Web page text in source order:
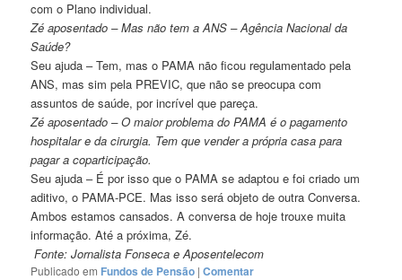
com o Plano individual.
Zé aposentado – Mas não tem a ANS – Agência Nacional da
Saúde?
Seu ajuda – Tem, mas o PAMA não ficou regulamentado pela
ANS, mas sim pela PREVIC, que não se preocupa com
assuntos de saúde, por incrível que pareça.
Zé aposentado – O maior problema do PAMA é o pagamento
hospitalar e da cirurgia. Tem que vender a própria casa para
pagar a coparticipação.
Seu ajuda – É por isso que o PAMA se adaptou e foi criado um
aditivo, o PAMA-PCE. Mas isso será objeto de outra Conversa.
Ambos estamos cansados. A conversa de hoje trouxe muita
informação. Até a próxima, Zé.
Fonte: Jornalista Fonseca e Aposentelecom
Publicado em Fundos de Pensão |Comentar